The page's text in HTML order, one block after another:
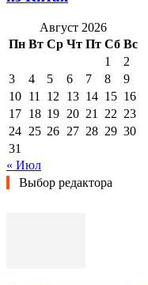
Август 2026
Пн Вт Ср Чт Пт Сб Вс
1
2
3
4 5 6 7 8
9
10 11 12 13 14 15 16
17 18 19 20 21 22 23
24 25 26 27 28 29 30
31
« Июл
Выбор редактора